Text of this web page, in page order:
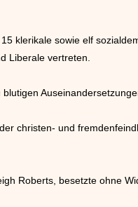
klerikale sowie elf
Liberale vertreten.
christen- und
Roberts, besetzte ohne